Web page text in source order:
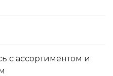
с ассортиментом и